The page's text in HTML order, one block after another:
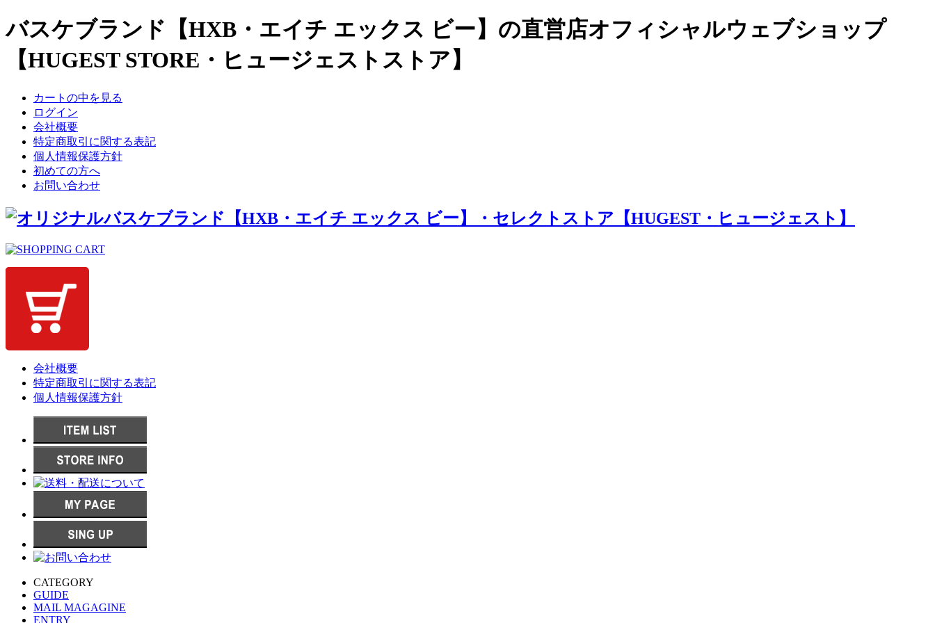
バスケブランド【HXB・エイチ エックス ビー】の直営店オフィシャルウェブショップ
【HUGEST STORE・ヒュージェストストア】
カートの中を見る
ログイン
会社概要
特定商取引に関する表記
個人情報保護方針
初めての方へ
お問い合わせ
会社概要
特定商取引に関する表記
個人情報保護方針
CATEGORY
GUIDE
MAIL MAGAGINE
ENTRY